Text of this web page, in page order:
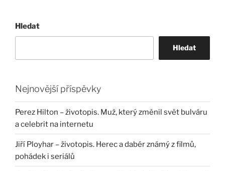
Hledat
Hledat
Nejnovější příspěvky
Perez Hilton – životopis. Muž, který změnil svět bulváru
a celebrit na internetu
Jiří Ployhar – životopis. Herec a dabér známý z filmů,
pohádek i seriálů